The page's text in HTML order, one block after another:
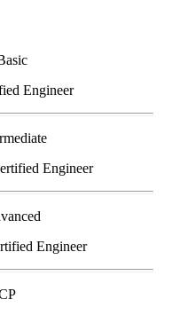
Engineer
Engineer
Engineer